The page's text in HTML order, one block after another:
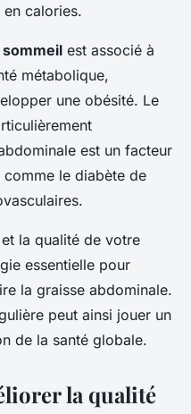
en calories.
sommeil est associé à
métabolique,
une obésité. Le
est un facteur
le diabète de
la qualité de votre
essentielle pour
la graisse abdominale.
peut ainsi jouer un
de la santé globale.
la qualité